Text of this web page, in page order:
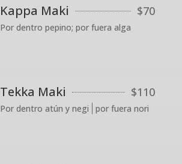
Kappa Maki $70
Por dentro pepino; por fuera alga
Tekka Maki $110
Por dentro atún y negi por fuera nori